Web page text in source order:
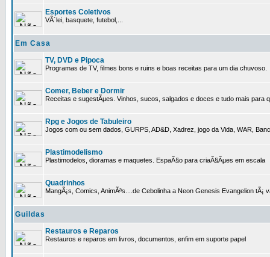
Esportes Coletivos
VÃ´lei, basquete, futebol,...
Em Casa
TV, DVD e Pipoca
Programas de TV, filmes bons e ruins e boas receitas para um dia chuvoso.
Comer, Beber e Dormir
Receitas e sugestÃµes. Vinhos, sucos, salgados e doces e tudo mais para
Rpg e Jogos de Tabuleiro
Jogos com ou sem dados, GURPS, AD&D, Xadrez, jogo da Vida, WAR,
Plastimodelismo
Plastimodelos, dioramas e maquetes. EspaÃ§o para criaÃ§Ãµes em escala
Quadrinhos
MangÃ¡s, Comics, AnimÃªs....de Cebolinha a Neon Genesis Evangelion tÃ¡
Guildas
Restauros e Reparos
Restauros e reparos em livros, documentos, enfim em suporte papel